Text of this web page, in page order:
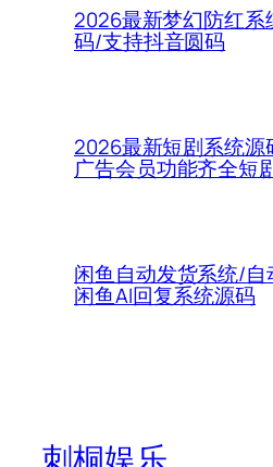
2026最新梦幻防红系
码/支持抖音圆码
2026最新短剧系统源
广告会员功能齐全短
闲鱼自动发货系统/
闲鱼AI回复系统源码